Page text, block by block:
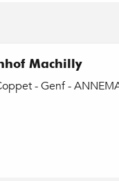
Machilly
- Genf -